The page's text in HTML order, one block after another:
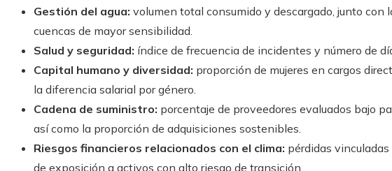
Gestión del agua: volumen total consumido y descargado, junto con
cuencas de mayor sensibilidad.
Salud y seguridad: índice de frecuencia de incidentes y número de
Capital humano y diversidad: proporción de mujeres en cargos
la diferencia salarial por género.
Cadena de suministro: porcentaje de proveedores evaluados bajo
así como la proporción de adquisiciones sostenibles.
Riesgos financieros relacionados con el clima: pérdidas
de exposición a activos con alto riesgo de transición.